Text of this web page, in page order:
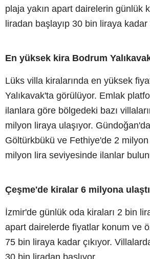
plaja yakın apart dairelerin günlük
liradan başlayıp 30 bin liraya
En yüksek kira Bodrum
Lüks villa kiralarında en yüksek
Yalıkavak'ta görülüyor. Emlak
ilanlara göre bölgedeki bazı
milyon liraya ulaşıyor.
Göltürkbükü ve Fethiye'de 2
milyon lira seviyesinde ilanlar
Çeşme'de kiralar 6 milyona ulaştı
İzmir'de günlük oda kiraları 2 bin
apart dairelerde fiyatlar konum ve
75 bin liraya kadar çıkıyor.